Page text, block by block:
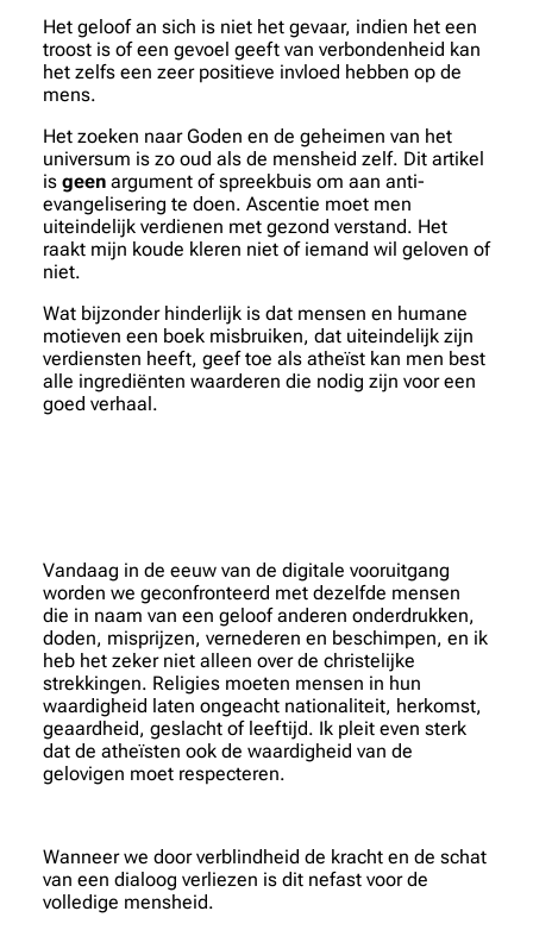
Het geloof an sich is niet het gevaar, indien het een
troost is of een gevoel geeft van verbondenheid kan
het zelfs een zeer positieve invloed hebben op de
mens.
Het zoeken naar Goden en de geheimen van het
universum is zo oud als de mensheid zelf. Dit artikel
is geen argument of spreekbuis om aan anti-
evangelisering te doen. Ascentie moet men
uiteindelijk verdienen met gezond verstand. Het
raakt mijn koude kleren niet of iemand wil geloven of
niet.
Wat bijzonder hinderlijk is dat mensen en humane
motieven een boek misbruiken, dat uiteindelijk zijn
verdiensten heeft, geef toe als atheïst kan men best
alle ingrediënten waarderen die nodig zijn voor een
goed verhaal.
Vandaag in de eeuw van de digitale vooruitgang
worden we geconfronteerd met dezelfde mensen
die in naam van een geloof anderen onderdrukken,
doden, misprijzen, vernederen en beschimpen, en ik
heb het zeker niet alleen over de christelijke
strekkingen. Religies moeten mensen in hun
waardigheid laten ongeacht nationaliteit, herkomst,
geaardheid, geslacht of leeftijd. Ik pleit even sterk
dat de atheïsten ook de waardigheid van de
gelovigen moet respecteren.
Wanneer we door verblindheid de kracht en de schat
van een dialoog verliezen is dit nefast voor de
volledige mensheid.